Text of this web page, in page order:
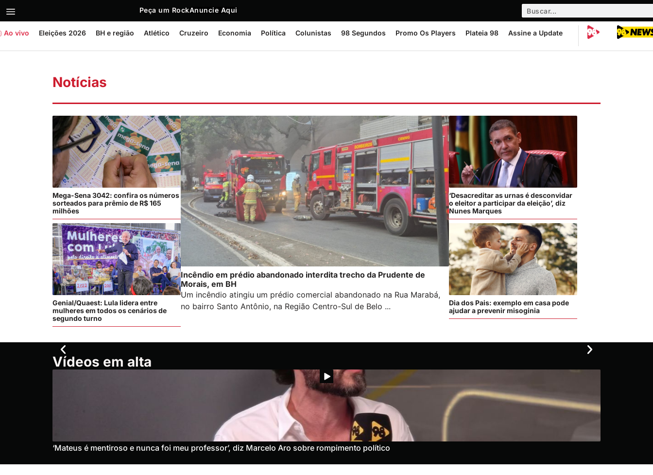
Peça um RockAnuncie Aqui
Ao vivo Eleições 2026 BH e região Atlético Cruzeiro Economia Política Colunistas 98 Segundos Promo Os Players Plateia 98 Assine a Update
Notícias
Mega-Sena 3042: confira os números
sorteados para prêmio de R$ 165
milhões
Genial/Quaest: Lula lidera entre
mulheres em todos os cenários de
segundo turno
Incêndio em prédio abandonado interdita trecho da Prudente de
Morais, em BH
Um incêndio atingiu um prédio comercial abandonado na Rua Marabá,
no bairro Santo Antônio, na Região Centro-Sul de Belo ...
‘Desacreditar as urnas é desconvidar
o eleitor a participar da eleição’, diz
Nunes Marques
Dia dos Pais: exemplo em casa pode
ajudar a prevenir misoginia
Vídeos em alta
‘Mateus é mentiroso e nunca foi meu professor’, diz Marcelo Aro sobre rompimento político